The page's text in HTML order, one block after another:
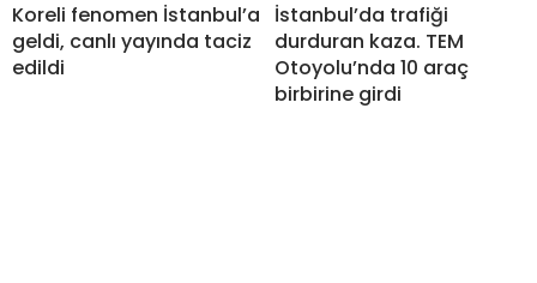
Koreli fenomen İstanbul’a
geldi, canlı yayında taciz
edildi
İstanbul’da trafiği
durduran kaza. TEM
Otoyolu’nda 10 araç
birbirine girdi